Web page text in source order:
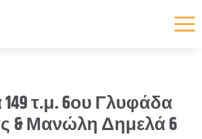
τ.μ. 6ου Γλυφάδα
& Μανώλη Δημελά 6